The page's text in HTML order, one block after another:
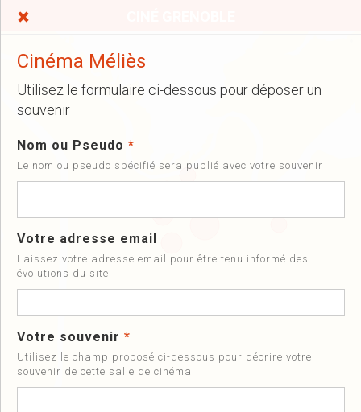
Cinéma Méliès
Utilisez le formulaire ci-dessous pour déposer un
souvenir
Nom ou Pseudo *
Le nom ou pseudo spécifié sera publié avec votre souvenir
Votre adresse email
Laissez votre adresse email pour être tenu informé des
évolutions du site
Votre souvenir *
Utilisez le champ proposé ci-dessous pour décrire votre
souvenir de cette salle de cinéma